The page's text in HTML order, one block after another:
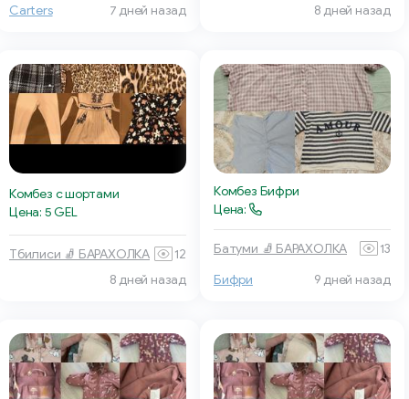
Carters
7 дней назад
8 дней назад
Комбез с шортами
Цена: 5 GEL
Тбилиси 🧦 БАРАХОЛКА
12
8 дней назад
Комбез Бифри
Цена:
Батуми 🧦 БАРАХОЛКА 13
Бифри 9 дней назад